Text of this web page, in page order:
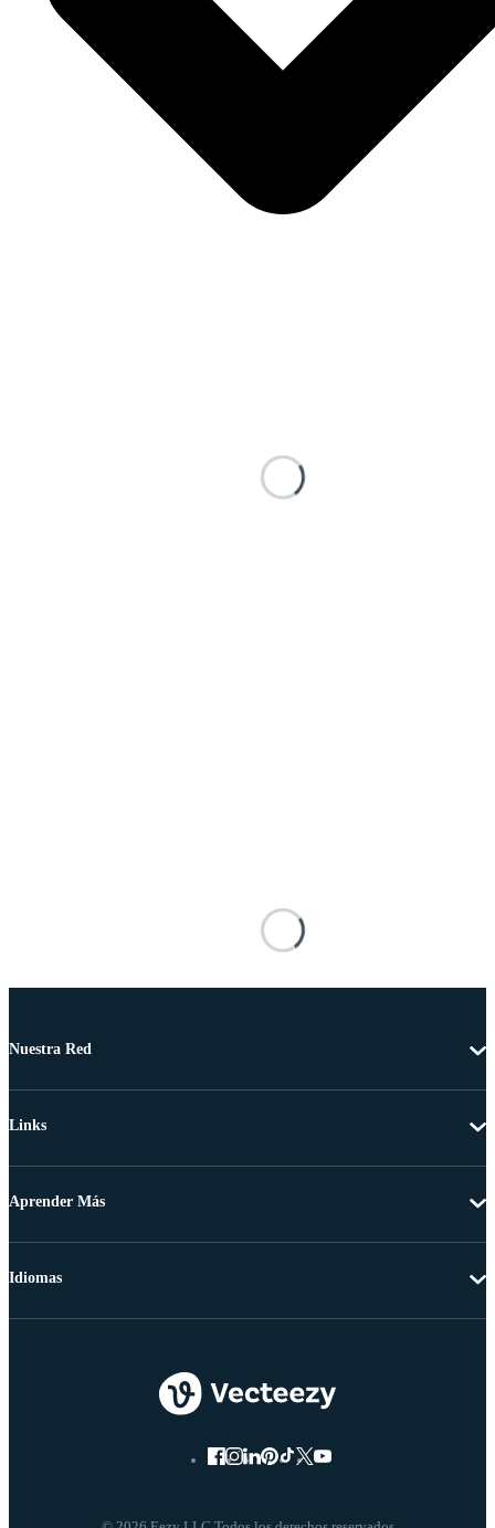
Nuestra Red
Links
Aprender Más
Idiomas